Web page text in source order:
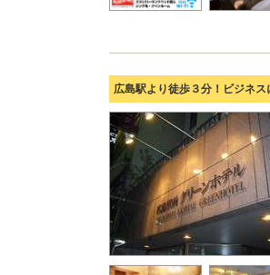
広島駅より徒歩３分！ビジネ